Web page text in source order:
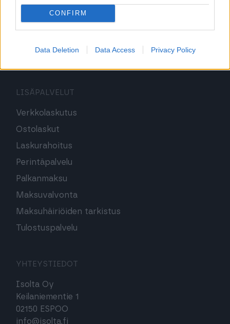
CONFIRM
Data Deletion Data Access Privacy Policy
Blogi
Yritys
LISÄPALVELUT
Verkkolaskutus
Ostolaskut
Laskurahoitus
Perintäpalvelu
Palkanmaksu
Maksuvalvonta
Maksuhäiriöiden tarkistus
Tulostuspalvelu
YHTEYSTIEDOT
Isolta Oy
Keilaniementie 1
02150 ESPOO
info@isolta.fi